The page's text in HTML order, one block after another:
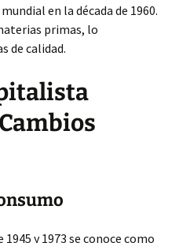
en la década de 1960.
primas, lo
de calidad.
y 1973 se conoce como